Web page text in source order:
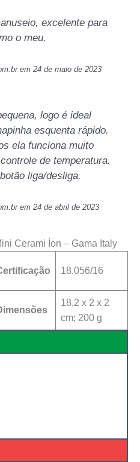
excelente para
o meu.
em 24 de maio de 2023
logo é ideal
esquenta rápido.
ela funciona muito
de temperatura.
liga/desliga.
em 24 de abril de 2023
Cerami Íon – Gama Italy
18.056/16
‎18,2 x 2 x 2
cm; 200 g